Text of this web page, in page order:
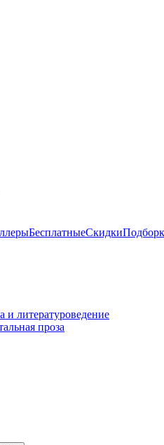
БесплатныеСкидки
и литературоведение
проза